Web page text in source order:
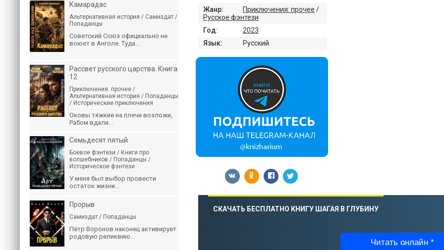
Жанр: Приключения: прочее /
Русское фэнтези
Год:
2023
Язык:
Русский
СКАЧАТЬ БЕСПЛАТНО КНИГУ ШАГАЯ В ГЛУБИНУ
Читать онлайн *
Камарадас
Альтернативная история / Самиздат /
Попаданцы
Советский Союз официально не
воюет в Анголе. Туда...
Рассвет русского царства. Книга
12
Приключения: прочее /
Альтернативная история / Попаданцы
/ Исторические приключения
Оковы тяжкие на плечи возложи,
Рабом вдали...
Семьдесят пятый
Боевое фэнтези / Книги про
волшебников / Попаданцы /
Историческое фэнтези
У меня был выбор провести
остаток жизни...
Прорыв
Самиздат / Попаданцы
Пётр Воронов наконец активирует
родовую реликвию...